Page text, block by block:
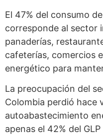
El 47% del consumo
corresponde al sector
panaderías,
cafeterías, comercios
energético para
La preocupación del
Colombia perdió hace
autoabastecimiento
apenas el 42% del